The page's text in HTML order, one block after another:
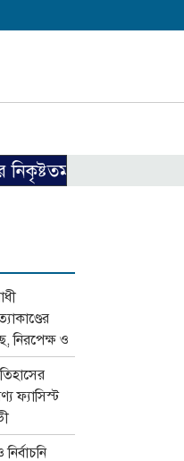
ও ঘৃণ্য ফ্যাসিস্ট ছিলেন
নিরপেক্ষ ও
ফ্যাসিস্ট